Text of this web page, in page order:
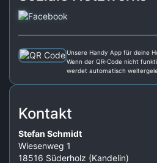
Unsere Handy App für deine
Wenn der QR‑Code nicht
werdet automatisch
Kontakt
Stefan Schmidt
Wiesenweg 1
18516 Süderholz (Kandelin)